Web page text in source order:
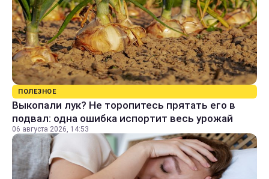
ПОЛЕЗНОЕ
Выкопали лук? Не торопитесь прятать его в
подвал: одна ошибка испортит весь урожай
06 августа 2026, 14:53